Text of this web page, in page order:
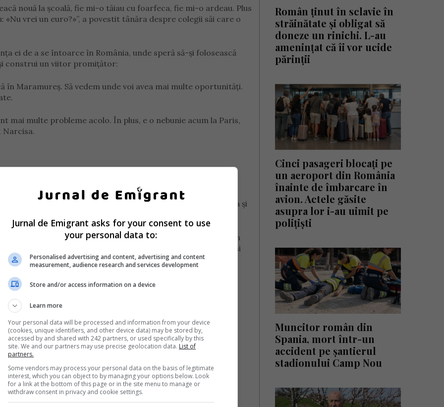
nouă la școală, fie mi-o tăiau cu foarfeca, fie mi-o ardeau. Plus
«Nu vrei un euro?»”, a povestit tânăra despre colegii săi care o
ei de a se întoarce în România, unde speră să-și folosească
construi un viitor promițător:
în Maramureș. Să vedem unde voi avea mai multe oportunități.
mai multe probleme acolo. În plus, e o nebunie acum la Paris,
Narcisa.
pentru a se dedica studiilor a fost una dificilă
fac o alegere. Ori să lupt pentru România, ori pentru Franța și
am concurat pentru ambele țări.
mă întorc acasă. Sunt studentă la o facultate privată, top 3 în
Marketing și comerț. Sunt imaginea facultății în lume”, a mai
Român ținut în sclavie în
străinătate și obligat să
doneze un rinichi. L-au
amenințat că îi vor ucide
părinții
Cinci pasageri blocați pe
un aeroport din România
înainte de îmbarcare în
avion. Actele găsite
asupra lor i-au uimit pe
polițiști
Muncitor român din
Spania, mort într-un
accident pe șantierul
stadionului Camp Nou
Jurnal de Emigrant asks for your consent to use
your personal data to:
Personalised advertising and content, advertising and content
measurement, audience research and services development
Store and/or access information on a device
Learn more
Your personal data will be processed and information from your device
(cookies, unique identifiers, and other device data) may be stored by,
accessed by and shared with 242 partners, or used specifically by this
site. We and our partners may use precise geolocation data. List of
partners.
Some vendors may process your personal data on the basis of legitimate
interest, which you can object to by managing your options below. Look
for a link at the bottom of this page or in the site menu to manage or
withdraw consent in privacy and cookie settings.